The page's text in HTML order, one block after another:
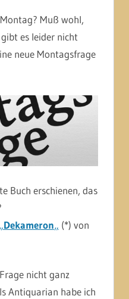
Muß wohl,
es leider nicht
neue Montagsfrage
Buch erschienen, das
„Dekameron„ (*) von
nicht ganz
Antiquarian habe ich